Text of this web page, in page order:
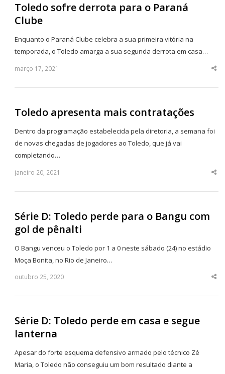
Toledo sofre derrota para o Paraná
Clube
Enquanto o Paraná Clube celebra a sua primeira vitória na
temporada, o Toledo amarga a sua segunda derrota em casa…
março 17, 2021
Toledo apresenta mais contratações
Dentro da programação estabelecida pela diretoria, a semana foi
de novas chegadas de jogadores ao Toledo, que já vai
completando…
janeiro 20, 2021
Série D: Toledo perde para o Bangu com
gol de pênalti
O Bangu venceu o Toledo por 1 a 0 neste sábado (24) no estádio
Moça Bonita, no Rio de Janeiro…
outubro 25, 2020
Série D: Toledo perde em casa e segue
lanterna
Apesar do forte esquema defensivo armado pelo técnico Zé
Maria, o Toledo não conseguiu um bom resultado diante a